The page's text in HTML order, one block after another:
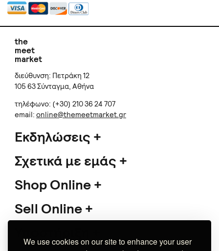
We use cookies on our site to enhance your user
the
meet
market
διεύθυνση: Πετράκη 12
105 63 Σύνταγμα, Αθήνα
τηλέφωνο: (+30) 210 36 24 707
email: online@themeetmarket.gr
Εκδηλώσεις
Σχετικά με εμάς
Shop Online
Sell Online